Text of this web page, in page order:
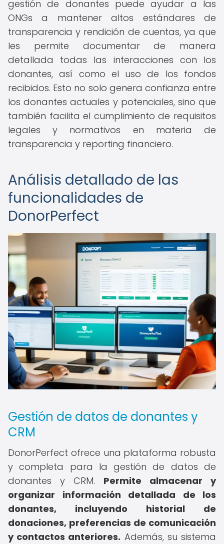
gestión de donantes puede ayudar a las
ONGs a mantener altos estándares de
transparencia y rendición de cuentas, ya que
les permite documentar de manera
detallada todas las interacciones con los
donantes, así como el uso de los fondos
recibidos. Esto no solo genera confianza entre
los donantes actuales y potenciales, sino que
también facilita el cumplimiento de requisitos
legales y normativos en materia de
transparencia y reporting financiero.
Análisis detallado de las
funcionalidades de
DonorPerfect
Gestión de datos de donantes y
CRM
DonorPerfect ofrece una plataforma robusta
y completa para la gestión de datos de
donantes y CRM. Permite almacenar y
organizar información detallada de los
donantes, incluyendo historial de
donaciones, preferencias de comunicación
y contactos anteriores. Además, su sistema